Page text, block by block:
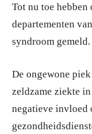
Tot nu toe
departementen
syndroom gemeld.
De ongewone
zeldzame ziekte
negatieve invloed